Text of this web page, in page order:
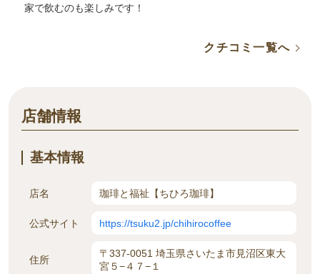
家で飲むのも楽しみです！
クチコミ一覧へ
店舗情報
基本情報
店名 珈琲と福祉【ちひろ珈琲】
公式サイト https://tsuku2.jp/chihirocoffee
住所
〒337-0051 埼玉県さいたま市見沼区東大
宮５−４７−１